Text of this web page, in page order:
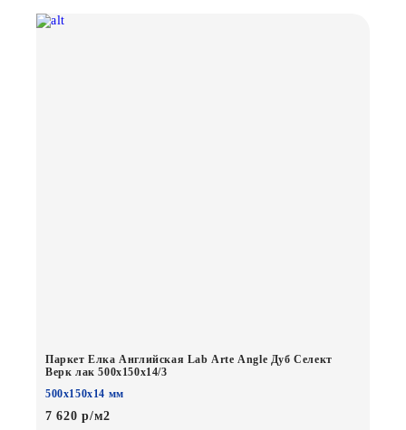
Паркет Елка Английская Lab Arte Angle Дуб Селект
Верк лак 500х150х14/3
500х150х14 мм
7 620 р/м2